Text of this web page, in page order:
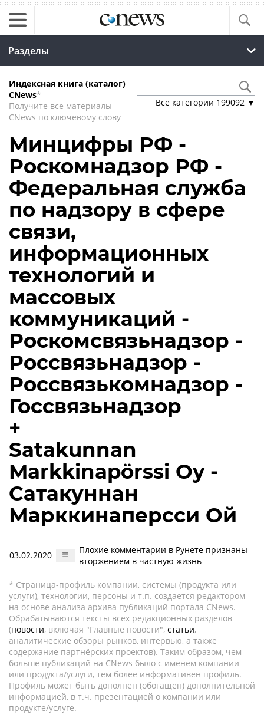
Разделы
Индексная книга (каталог)
CNews*
Получите все материалы
CNews по ключевому слову
Все категории 199092 ▼
Минцифры РФ -
Роскомнадзор РФ -
Федеральная служба
по надзору в сфере
связи,
информационных
технологий и
массовых
коммуникаций -
Роскомсвязьнадзор -
Россвязьнадзор -
Россвязькомнадзор -
Госсвязьнадзор
+
Satakunnan
Markkinapörssi Oy -
Сатакуннан
Марккинаперсси Ой
03.02.2020
Плохие комментарии в Рунете признаны
вторжением в частную жизнь
* Страница-профиль компании, системы (продукта или
услуги), технологии, персоны и т.п. создается редактором
на основе анализа архива публикаций портала CNews.
Обрабатываются тексты всех редакционных разделов
(новости, включая "Главные новости", статьи,
аналитические обзоры рынков, интервью, а также
содержание партнёрских проектов). Таким образом, чем
больше публикаций на CNews было с именем компании
или продукта/услуги, тем более информативен профиль.
Профиль может быть дополнен (обогащен) дополнительной
информацией, в т.ч. презентацией о компании или
продукте/услуге.